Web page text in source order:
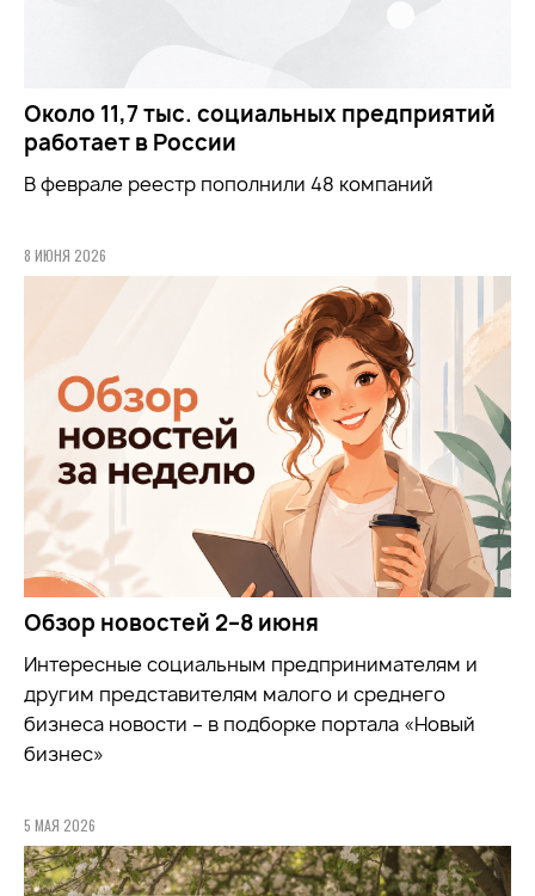
Около 11,7 тыс. социальных предприятий
работает в России
В феврале реестр пополнили 48 компаний
8 ИЮНЯ 2026
Обзор новостей 2–8 июня
Интересные социальным предпринимателям и
другим представителям малого и среднего
бизнеса новости – в подборке портала «Новый
бизнес»
5 МАЯ 2026